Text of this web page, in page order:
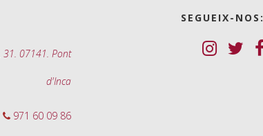
31. 07141. Pont
d'Inca
971 60 09 86
SEGUEIX-NOS: